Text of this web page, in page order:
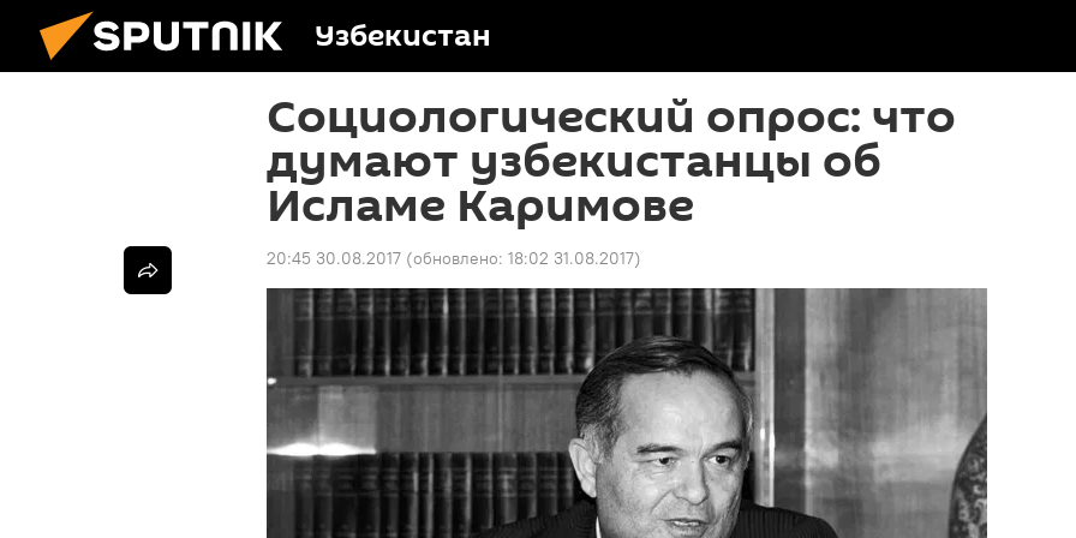
Узбекистан
Социологический опрос: что
думают узбекистанцы об
Исламе Каримове
20:45 30.08.2017 (обновлено: 18:02 31.08.2017)